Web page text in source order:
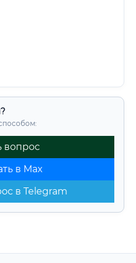
вопрос
в Max
в Telegram